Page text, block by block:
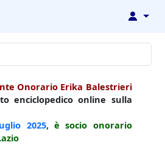
↓
Onorario Erika Balestrieri
enciclopedico online sulla
2025, è socio onorario